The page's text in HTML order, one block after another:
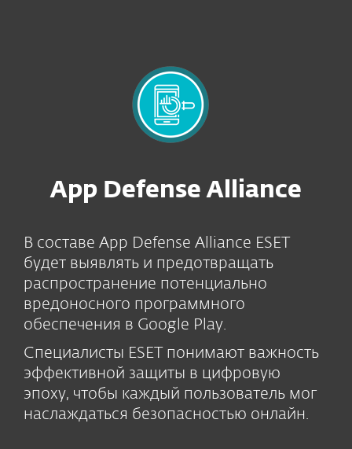
App Defense Alliance
В составе App Defense Alliance ESET
будет выявлять и предотвращать
распространение потенциально
вредоносного программного
обеспечения в Google Play.
Специалисты ESET понимают важность
эффективной защиты в цифровую
эпоху, чтобы каждый пользователь мог
наслаждаться безопасностью онлайн.